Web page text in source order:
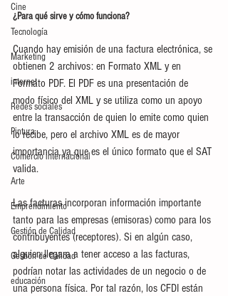
Cine
Tecnología
Marketing
internet
Redes sociales
Pintura
Comercio internacional
Arte
Emprendimiento
Gestión de Calidad
Gestión de Calidad
educación
¿Para qué sirve y cómo funciona?
Cuando hay emisión de una factura electrónica, se
obtienen 2 archivos: en Formato XML y en
Formato PDF. El PDF es una presentación de
modo físico del XML y se utiliza como un apoyo
entre la transacción de quien lo emite como quien
lo recibe, pero el archivo XML es de mayor
importancia ya que es el único formato que el SAT
valida.
Las facturas incorporan información importante
tanto para las empresas (emisoras) como para los
contribuyentes (receptores). Si en algún caso,
alguien llegara a tener acceso a las facturas,
podrían notar las actividades de un negocio o de
una persona física. Por tal razón, los CFDI están